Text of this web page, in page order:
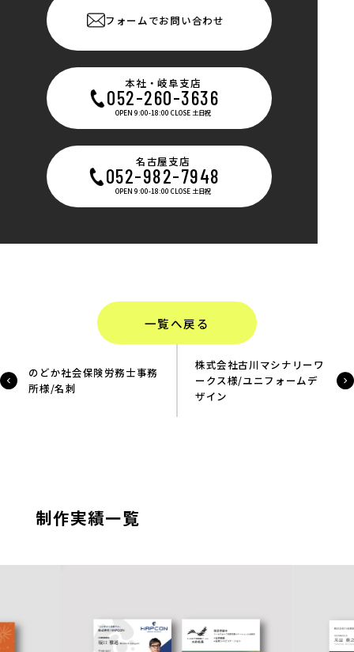
フォームでお問い合わせ
本社・岐阜支店
052-260-3636
OPEN 9:00-18:00 CLOSE 土日祝
名古屋支店
052-982-7948
OPEN 9:00-18:00 CLOSE 土日祝
一覧へ戻る
のどか社会保険労務士事務
所様/名刺
株式会社古川マシナリーワ
ークス様/ユニフォームデ
ザイン
制作実績一覧